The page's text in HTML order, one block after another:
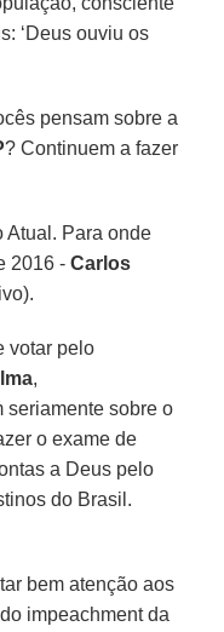
‘Deus ouviu os
pensam sobre a
? Continuem a fazer
Atual. Para onde
2016 -Carlos
votar pelo
,
seriamente sobre o
o exame de
a Deus pelo
do Brasil.
bem atenção aos
impeachment da